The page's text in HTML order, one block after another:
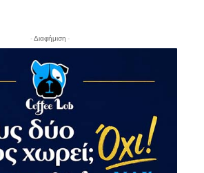
- Διαφήμιση -